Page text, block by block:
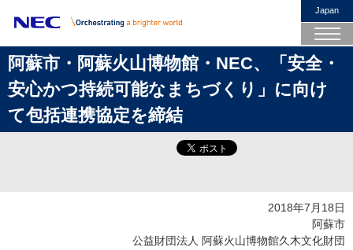
Japan
阿蘇市・阿蘇火山博物館・NEC、「安全・
安心かつ持続可能なまちづくり」に向け
て包括連携協定を締結
2018年7月18日
阿蘇市
公益財団法人 阿蘇火山博物館久木文化財団